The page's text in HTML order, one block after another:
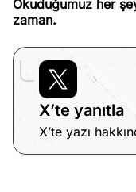
Okuduğumuz her
zaman.
X’te yanıtla
X’te yazı